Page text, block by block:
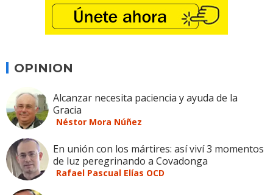
OPINION
Alcanzar necesita paciencia y ayuda de la
Gracia
Néstor Mora Núñez
En unión con los mártires: así viví 3 momentos
de luz peregrinando a Covadonga
Rafael Pascual Elías OCD